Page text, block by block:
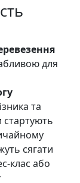
для
та
стартують
сягати
клас або